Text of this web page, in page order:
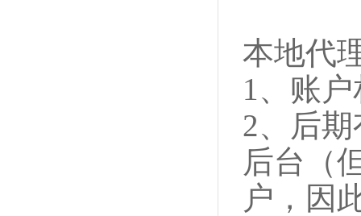
本地代
1、账
2、后
后台（
户，因